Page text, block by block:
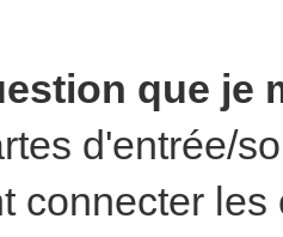
que je
d'entrée/
connecter